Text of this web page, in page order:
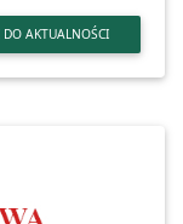
DO AKTUALNOŚCI